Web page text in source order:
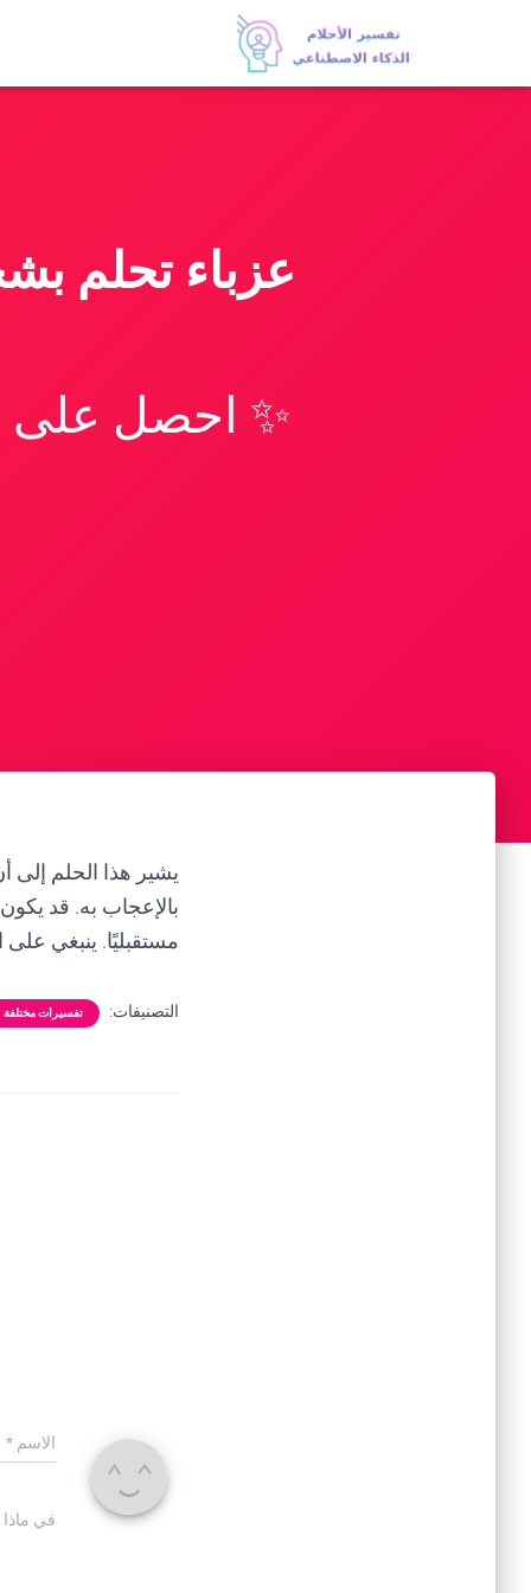
عزباء تحلم
✨ احصل على
يشير هذا الحلم إلى
بالإعجاب به. قد
مستقبليًا. ينبغي
التصنيفات: تفسيرات مختلفة
الاسم *
في